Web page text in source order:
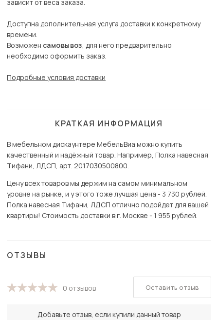
зависит от веса заказа.
Доступна дополнительная услуга доставки к конкретному
времени.
Возможен самовывоз, для него предварительно
необходимо оформить заказ.
Подробные условия доставки
КРАТКАЯ ИНФОРМАЦИЯ
В мебельном дискаунтере МебельВиа можно купить
качественный и надёжный товар. Например, Полка навесная
Тифани, ЛДСП, арт. 2017030500800.
Цену всех товаров мы держим на самом минимальном
уровне на рынке, и у этого тоже лучшая цена - 3 730 рублей.
Полка навесная Тифани, ЛДСП отлично подойдет для вашей
квартиры! Стоимость доставки в г. Москве - 1 955 рублей.
ОТЗЫВЫ
0 отзывов
Добавьте отзыв, если купили данный товар
Оставить отзыв